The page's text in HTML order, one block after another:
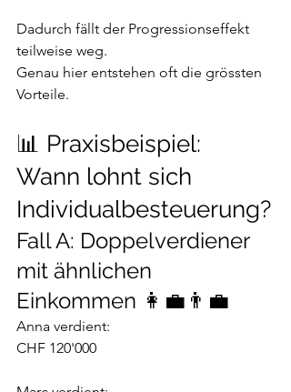
Dadurch fällt der Progressionseffekt
teilweise weg.
Genau hier entstehen oft die grössten
Vorteile.
📊 Praxisbeispiel:
Wann lohnt sich
Individualbesteuerung?
Fall A: Doppelverdiener
mit ähnlichen
Einkommen 👩‍💼👨‍💼
Anna verdient:
CHF 120'000